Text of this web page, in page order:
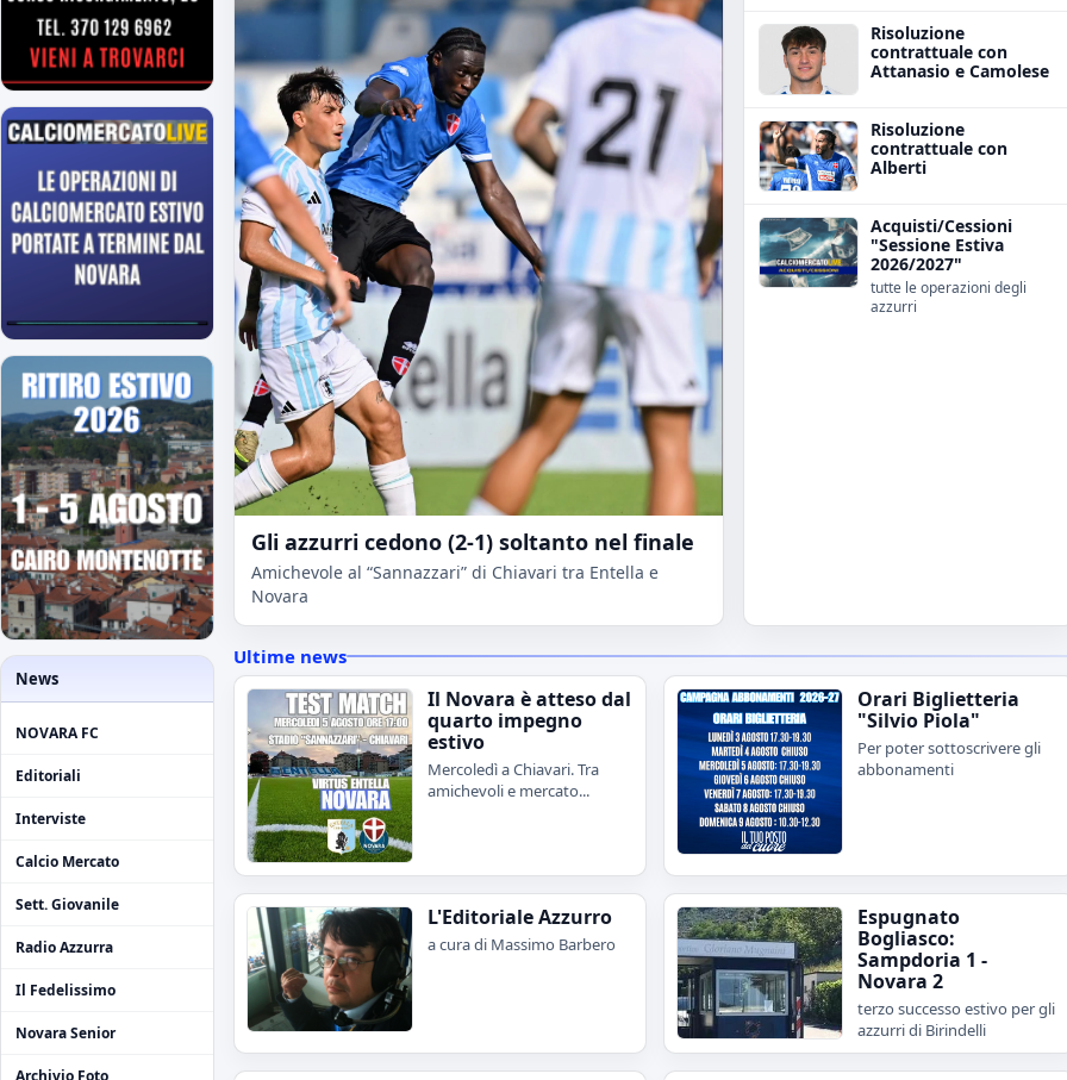
News
NOVARA FC
Editoriali
Interviste
Calcio Mercato
Sett. Giovanile
Radio Azzurra
Il Fedelissimo
Novara Senior
Archivio Foto
Gli azzurri cedono (2-1) soltanto nel finale
Amichevole al “Sannazzari” di Chiavari tra Entella e
Novara
Risoluzione
contrattuale con
Attanasio e Camolese
Risoluzione
contrattuale con
Alberti
Acquisti/Cessioni
"Sessione Estiva
2026/2027"
tutte le operazioni degli
azzurri
Ultime news
Il Novara è atteso dal
quarto impegno
estivo
Mercoledì a Chiavari. Tra
amichevoli e mercato...
Orari Biglietteria
"Silvio Piola"
Per poter sottoscrivere gli
abbonamenti
L'Editoriale Azzurro
a cura di Massimo Barbero
Espugnato
Bogliasco:
Sampdoria 1 -
Novara 2
terzo successo estivo per gli
azzurri di Birindelli